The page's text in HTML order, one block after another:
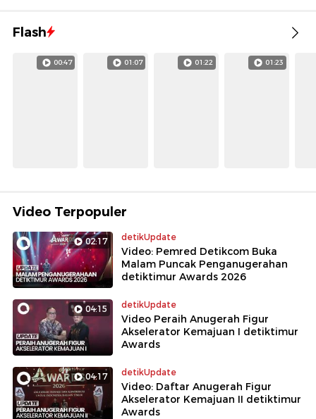
Flash
00:47 01:07 01:22 01:23
Video Terpopuler
02:17 detikUpdate
Video: Pemred Detikcom Buka
Malam Puncak Penganugerahan
detiktimur Awards 2026
04:15 detikUpdate
Video Peraih Anugerah Figur
Akselerator Kemajuan I detiktimur
Awards
04:17 detikUpdate
Video: Daftar Anugerah Figur
Akselerator Kemajuan II detiktimur
Awards